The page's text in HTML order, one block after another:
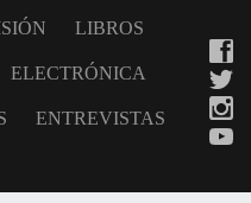
LIBROS
ELECTRÓNICA
ENTREVISTAS